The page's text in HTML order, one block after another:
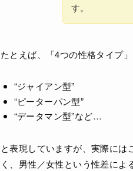
す。
たとえば、「4つの性格タイプ
“ジャイアン型”
“ピーターパン型”
“データマン型”など…
と表現していますが、実際に
く、男性／女性という性差によ